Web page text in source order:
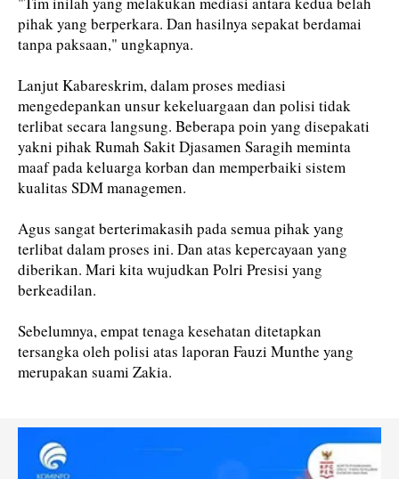
pihak yang berperkara. Dan hasilnya sepakat berdamai
tanpa paksaan," ungkapnya.
Lanjut Kabareskrim, dalam proses mediasi
mengedepankan unsur kekeluargaan dan polisi tidak
terlibat secara langsung. Beberapa poin yang disepakati
yakni pihak Rumah Sakit Djasamen Saragih meminta
maaf pada keluarga korban dan memperbaiki sistem
kualitas SDM managemen.
Agus sangat berterimakasih pada semua pihak yang
terlibat dalam proses ini. Dan atas kepercayaan yang
diberikan. Mari kita wujudkan Polri Presisi yang
berkeadilan.
Sebelumnya, empat tenaga kesehatan ditetapkan
tersangka oleh polisi atas laporan Fauzi Munthe yang
merupakan suami Zakia.